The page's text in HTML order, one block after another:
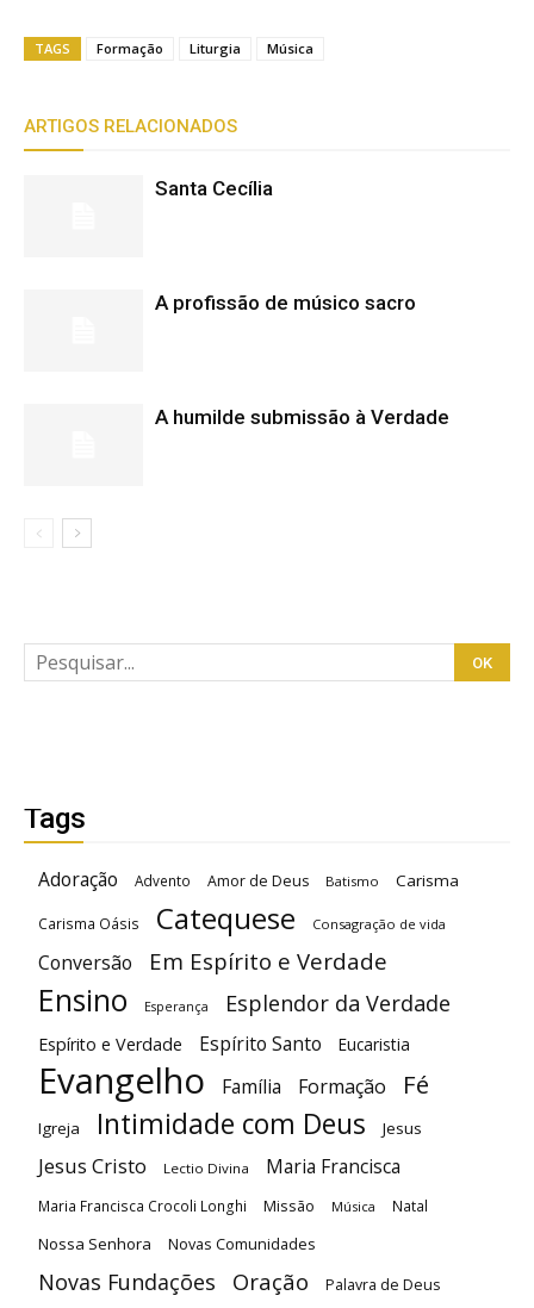
TAGS Formação Liturgia Música
ARTIGOS RELACIONADOS
Santa Cecília
A profissão de músico sacro
A humilde submissão à Verdade
Tags
Adoração Advento Amor de Deus Batismo Carisma
Carisma Oásis Catequese Consagração de vida
Conversão Em Espírito e Verdade
Ensino Esperança Esplendor da Verdade
Espírito e Verdade Espírito Santo Eucaristia
Evangelho Família Formação Fé
Igreja Intimidade com Deus Jesus
Jesus Cristo Lectio Divina Maria Francisca
Maria Francisca Crocoli Longhi Missão Música Natal
Nossa Senhora Novas Comunidades
Novas Fundações Oração Palavra de Deus